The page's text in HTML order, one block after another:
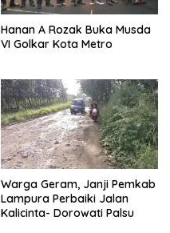
Hanan A Rozak Buka Musda
VI Golkar Kota Metro
Warga Geram, Janji Pemkab
Lampura Perbaiki Jalan
Kalicinta- Dorowati Palsu